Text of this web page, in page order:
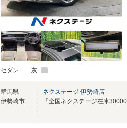
セダン 灰
群馬県
伊勢崎市
ネクステージ 伊勢崎店